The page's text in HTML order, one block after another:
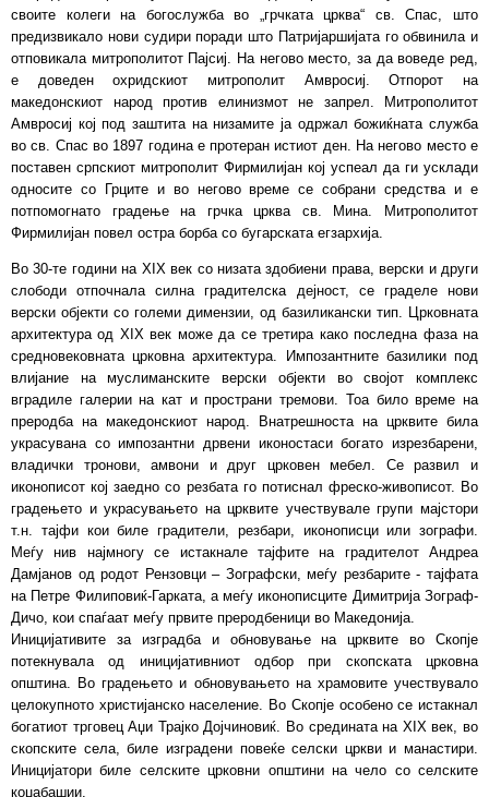
своите колеги на богослужба во „грчката црква“ св. Спас, што
предизвикало нови судири поради што Патријаршијата го обвинила и
отповикала митрополитот Пајсиј. На негово место, за да воведе ред,
е доведен охридскиот митрополит Амвросиј. Отпорот на
македонскиот народ против елинизмот не запрел. Митрополитот
Амвросиј кој под заштита на низамите ја одржал божиќната служба
во св. Спас во 1897 година е протеран истиот ден. На негово место е
поставен српскиот митрополит Фирмилијан кој успеал да ги усклади
односите со Грците и во негово време се собрани средства и е
потпомогнато градење на грчка црква св. Мина. Митрополитот
Фирмилијан повел остра борба со бугарската егзархија.
Во 30-те години на XIX век со низата здобиени права, верски и други
слободи отпочнала силна градителска дејност, се граделе нови
верски објекти со големи димензии, од базиликански тип. Црковната
архитектура од XIX век може да се третира како последна фаза на
средновековната црковна архитектура. Импозантните базилики под
влијание на муслиманските верски објекти во својот комплекс
вградиле галерии на кат и пространи тремови. Тоа било време на
преродба на македонскиот народ. Внатрешноста на црквите била
украсувана со импозантни дрвени иконостаси богато изрезбарени,
владички тронови, амвони и друг црковен мебел. Се развил и
иконописот кој заедно со резбата го потиснал фреско-живописот. Во
градењето и украсувањето на црквите учествувале групи мајстори
т.н. тајфи кои биле градители, резбари, иконописци или зографи.
Меѓу нив најмногу се истакнале тајфите на градителот Андреа
Дамјанов од родот Рензовци – Зографски, меѓу резбарите - тајфата
на Петре Филиповиќ-Гарката, а меѓу иконописците Димитрија Зограф-
Дичо, кои спаѓаат меѓу првите преродбеници во Македонија.
Иницијативите за изградба и обновување на црквите во Скопје
потекнувала од иницијативниот одбор при скопската црковна
општина. Во градењето и обновувањето на храмовите учествувало
целокупното христијанско население. Во Скопје особено се истакнал
богатиот трговец Аџи Трајко Дојчиновиќ. Во средината на XIX век, во
скопските села, биле изградени повеќе селски цркви и манастири.
Иницијатори биле селските црковни општини на чело со селските
коџабашии.